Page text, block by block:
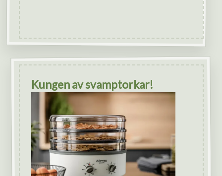
Kungen av svamptorkar!